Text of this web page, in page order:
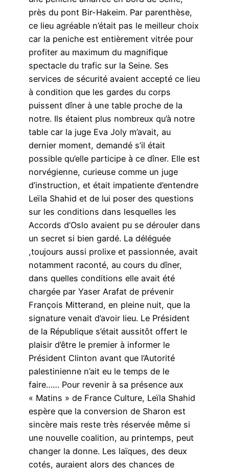
près du pont Bir-Hakeim. Par parenthèse,
ce lieu agréable n’était pas le meilleur choix
car la peniche est entièrement vitrée pour
profiter au maximum du magnifique
spectacle du trafic sur la Seine. Ses
services de sécurité avaient accepté ce lieu
à condition que les gardes du corps
puissent dîner à une table proche de la
notre. Ils étaient plus nombreux qu’à notre
table car la juge Eva Joly m’avait, au
dernier moment, demandé s’il était
possible qu’elle participe à ce dîner. Elle est
norvégienne, curieuse comme un juge
d’instruction, et était impatiente d’entendre
Leïla Shahid et de lui poser des questions
sur les conditions dans lesquelles les
Accords d’Oslo avaient pu se dérouler dans
un secret si bien gardé. La déléguée
,toujours aussi prolixe et passionnée, avait
notamment raconté, au cours du dîner,
dans quelles conditions elle avait été
chargée par Yaser Arafat de prévenir
François Mitterand, en pleine nuit, que la
signature venait d’avoir lieu. Le Président
de la République s’était aussitôt offert le
plaisir d’être le premier à informer le
Président Clinton avant que l’Autorité
palestinienne n’ait eu le temps de le
faire…… Pour revenir à sa présence aux
« Matins » de France Culture, Leïla Shahid
espère que la conversion de Sharon est
sincère mais reste très réservée même si
une nouvelle coalition, au printemps, peut
changer la donne. Les laïques, des deux
cotés, auraient alors des chances de